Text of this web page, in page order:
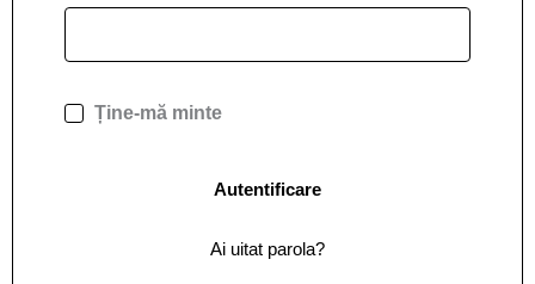
Ține-mă minte
Autentificare
Ai uitat parola?